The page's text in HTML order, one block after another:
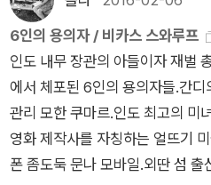
은 관광 코스가 아니에요, 아가씨.
태어나야 해요.” 내가 코웃음을 쳤다. _본
루프의 문제의식은 책 말미에서
를 근절하고 사회정의를 실현시킬
들의 자발적 참여와 감시라고 말
거짓 민주주의와 진실에 대한 광
도 바로 시민들이기에 진정한 정
에서의 생활을 꿈꾸었건만 그가
이었다. 벵골만의 안다만제도에서
민 옹게족. 옹게란 ‘사람’을 의미
터에 새까만 피부와 후추머리, 지
의 마지막 후손 에케티야말로 진
터다. 진짜 주인공은 바로 그가
인의 경험 또한 특별한 것이었다.
가고싶지 않다는 생각이 반이고
역시 인도라는 나라는 그 자체로
는 나라임에 틀림없다.여전히 인
인도의 빈민들의 삶을 이야기 한
은 가남하고 힘없는 이들을 착취
힘이 없는 사람들은 힘있는 사람
아간다.그저 다음의 생에서는 부
6인의 용의자 / 비카스 스와루프
인도 내무 장관의 아들이자 재벌
에서 체포된 6인의 용의자들.간
관리 모한 쿠마르.인도 최고의 미
영화 제작사를 자칭하는 얼뜨기
폰 좀도둑 문나 모바일.외딴 섬 출